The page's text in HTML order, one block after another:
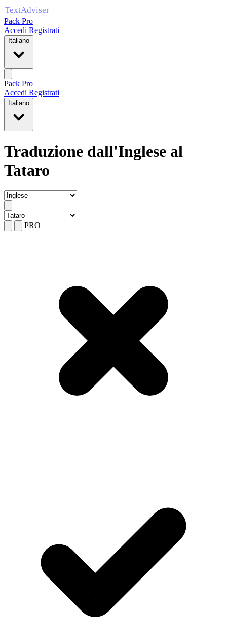
Pack Pro
Accedi Registrati
Italiano
Pack Pro
Accedi Registrati
Italiano
Traduzione dall'Inglese al
Tataro
PRO